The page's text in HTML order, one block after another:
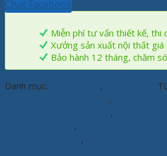
Chat Facebook
Miễn phí tư vấn thiết kế, thi
Xưởng sản xuất nội thất giá
Bảo hành 12 tháng, chăm
Danh mục: ,
,
,
,
,